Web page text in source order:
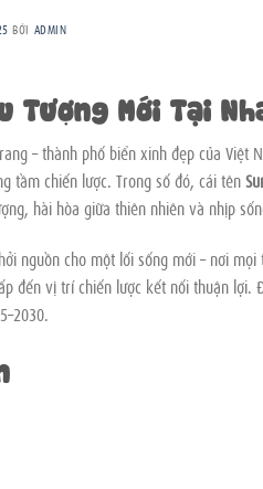
BỞI ADMIN
Tượng Mới Tại
– thành phố biển xinh đẹp của Việt
tầm chiến lược. Trong số đó, cái tên
hài hòa giữa thiên nhiên và nhịp
nguồn cho một lối sống mới – nơi
đến vị trí chiến lược kết nối thuận lợi.